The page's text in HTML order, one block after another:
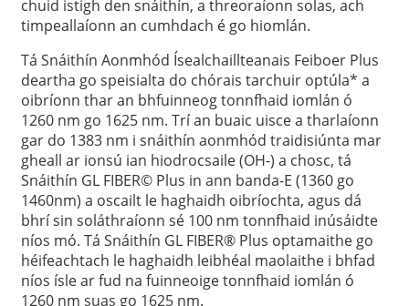
chuid istigh den snáithín, a threoraíonn solas, ach
timpeallaíonn an cumhdach é go hiomlán.
Tá Snáithín Aonmhód Ísealchaillteanais Feiboer Plus
deartha go speisialta do chórais tarchuir optúla* a
oibríonn thar an bhfuinneog tonnfhaid iomlán ó
1260 nm go 1625 nm. Trí an buaic uisce a tharlaíonn
gar do 1383 nm i snáithín aonmhód traidisiúnta mar
gheall ar ionsú ian hiodrocsaile (OH-) a chosc, tá
Snáithín GL FIBER© Plus in ann banda-E (1360 go
1460nm) a oscailt le haghaidh oibríochta, agus dá
bhrí sin soláthraíonn sé 100 nm tonnfhaid inúsáidte
níos mó. Tá Snáithín GL FIBER® Plus optamaithe go
héifeachtach le haghaidh leibhéal maolaithe i bhfad
níos ísle ar fud na fuinneoige tonnfhaid iomlán ó
1260 nm suas go 1625 nm.